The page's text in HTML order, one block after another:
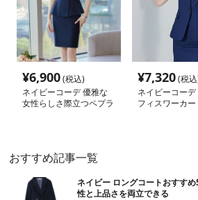
¥6,900(税込)
ネイビーコーデ 優雅な
女性らしさ際立つペプラ
¥7,320(税
ネイビーコーデ
フィスワーカー
おすすめ記事一覧
ネイビー ロングコートおすす
性と上品さを両立できる